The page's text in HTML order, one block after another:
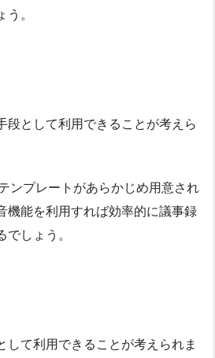
。
段として利用できることが考えら
ンプレートがあらかじめ用意され
機能を利用すれば効率的に議事録
しょう。
して利用できることが考えられま